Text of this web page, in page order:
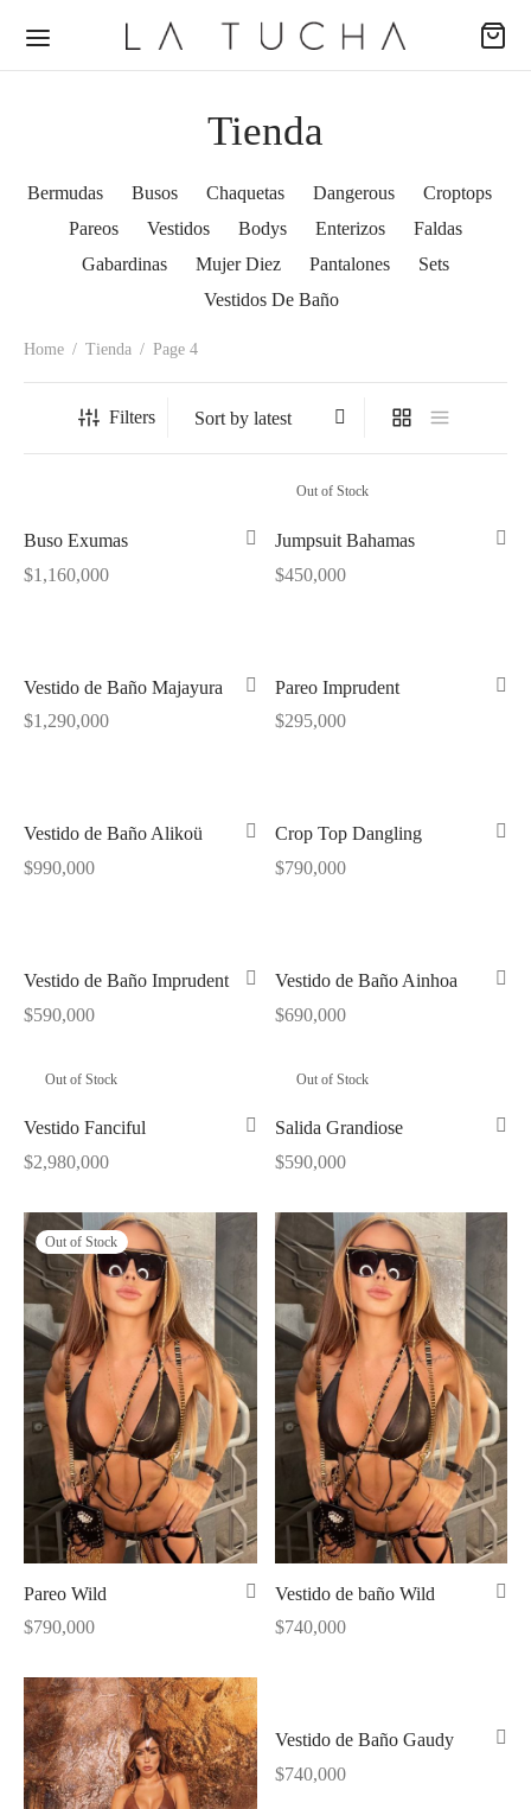
Tienda
Bermudas Busos Chaquetas Dangerous
Croptops
Pareos
Vestidos Bodys Enterizos
Faldas
Gabardinas
Mujer Diez Pantalones
Sets
Vestidos De Baño
Home / Tienda / Page 4
Filters
Buso Exumas
$1,160,000
Out of Stock
Jumpsuit Bahamas
$450,000
Vestido de Baño Majayura
$1,290,000
Pareo Imprudent
$295,000
Vestido de Baño Alikoü
$990,000
Crop Top Dangling
$790,000
Vestido de Baño Imprudent
$590,000
Vestido de Baño Ainhoa
$690,000
Out of Stock
Vestido Fanciful
$2,980,000
Out of Stock
Salida Grandiose
$590,000
Out of Stock
Pareo Wild
$790,000
Vestido de baño Wild
$740,000
Vestido de Baño Gaudy
$740,000
De Baño